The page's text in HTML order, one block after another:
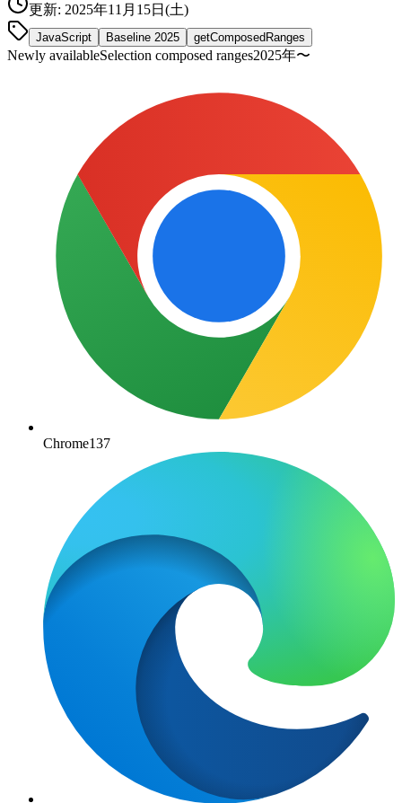
更新: 2025年11月15日(土)
JavaScript Baseline 2025 getComposedRanges
Newly availableSelection composed ranges2025年〜
Chrome137